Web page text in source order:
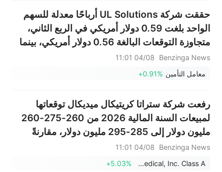
حجم البيع على المكشوف لأسهم
سبيس إكس نظيره في أسهم تسلا
حققت شركة UL Solutions أرباحًا معدلة للسهم
الواحد بلغت 0.59 دولار أمريكي في الربع الثاني،
متجاوزة التوقعات البالغة 0.56 دولار أمريكي، بينما
بلغت المبيعات 816 مليون دولار أمريكي، متجاوزة
التوقعات البالغة 814.22 مليون دولار أمريكي.
Benzinga News
04/08 11:01
معامل التأمين +0.91%
رفعت شركة ستراتا كريتيكال ميديكال توقعاتها
لمبيعات السنة المالية 2026 من 260-275-260
مليون دولار إلى 285-295 مليون دولار، مقارنةً
بتوقعات بلغت 275.746 مليون دولار.
Benzinga News
04/08 11:01
Strata Critical Medical, Inc. Class A
+5.03%